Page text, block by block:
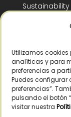
Utilizamos
analíticas y para
preferencias a
Puedes configurar
preferencias”.
pulsando el botón
visitar nuestra
CSR and
Recognitions